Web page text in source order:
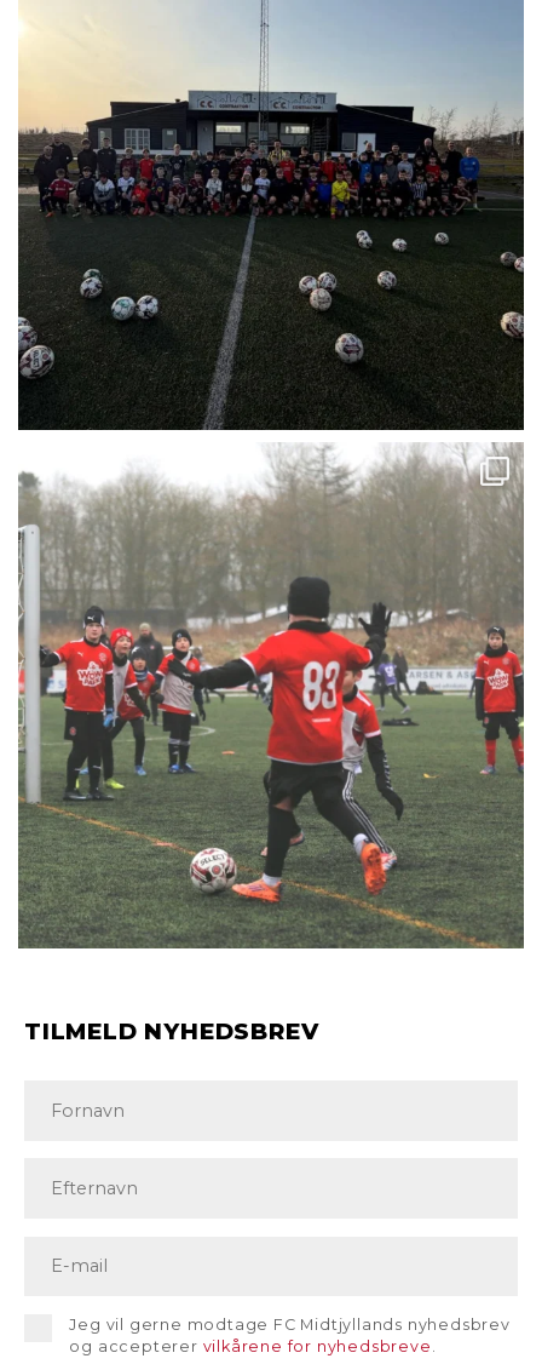
TILMELD NYHEDSBREV
Jeg vil gerne modtage FC Midtjyllands nyhedsbrev
og accepterer vilkårene for nyhedsbreve